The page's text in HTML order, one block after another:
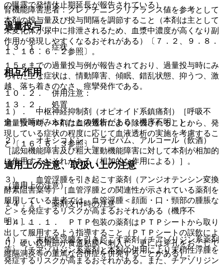
の曝露で発情休止期延長が報告されている）。
過量投与
１３．１． 症状
１５ｇまでの過量投与例が報告されており、過量投与時にみ
られた主な症状は、情動障害、傾眠、錯乱状態、抑うつ、激
越、落ち着きのなさ、痙攣発作である。
１３．２． 処置
過量投与時、本剤は血液透析により除去されることから、発
現している症状の程度に応じて血液透析の実施を考慮するこ
と〔１６．６．３参照〕。
適用上の注意、取扱い上の注意
（適用上の注意）
１４．１． 薬剤交付時の注意
１４．１．１． ＰＴＰ包装の薬剤はＰＴＰシートから取り
出して服用するよう指導すること（ＰＴＰシートの誤飲によ
り、硬い鋭角部が食道粘膜へ刺入し、更には穿孔をおこして
縦隔洞炎等の重篤な合併症を併発することがある）。
腎機能障害患者：クレアチニンクリアランス値を参考として
本剤の投与量及び投与間隔を調節すること（本剤は主として
未変化体が尿中に排泄されるため、血漿中濃度が高くなり副
作用が発現しやすくなるおそれがある）〔７．２、９．８．
１、１６．６．２参照〕。
相互作用
１０．２． 併用注意：
１）． 中枢神経抑制剤（オピオイド系鎮痛剤）［呼吸不
全、昏睡がみられたとの報告がある（機序不明）］。
２）． オキシコドン、ロラゼパム、アルコール（飲酒）
［認知機能障害及び粗大運動機能障害に対して本剤が相加的
に作用するおそれがある（相加的な作用による）］。
３）． 血管浮腫を引き起こす薬剤（アンジオテンシン変換
酵素阻害薬等）［血管浮腫との関連性が示されている薬剤を
服用している患者では、血管浮腫＜顔面・口・頸部の腫脹な
ど＞を発症するリスクが高まるおそれがある（機序不
明）］。
４）． 末梢性浮腫を引き起こす薬剤（チアゾリジン系薬剤
等）［チアゾリジン系薬剤と本剤の併用により末梢性浮腫を
発症するリスクが高まるおそれがある。また、チアゾリジン